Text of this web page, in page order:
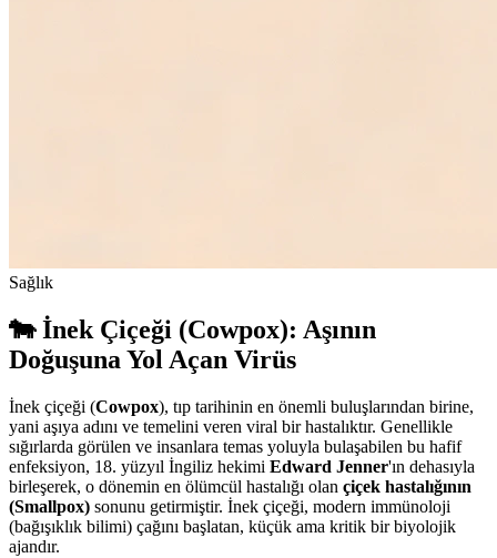
Sağlık
🐄 İnek Çiçeği (Cowpox): Aşının
Doğuşuna Yol Açan Virüs
İnek çiçeği (Cowpox), tıp tarihinin en önemli buluşlarından birine,
yani aşıya adını ve temelini veren viral bir hastalıktır. Genellikle
sığırlarda görülen ve insanlara temas yoluyla bulaşabilen bu hafif
enfeksiyon, 18. yüzyıl İngiliz hekimi Edward Jenner'ın dehasıyla
birleşerek, o dönemin en ölümcül hastalığı olan çiçek hastalığının
(Smallpox) sonunu getirmiştir. İnek çiçeği, modern immünoloji
(bağışıklık bilimi) çağını başlatan, küçük ama kritik bir biyolojik
ajandır.